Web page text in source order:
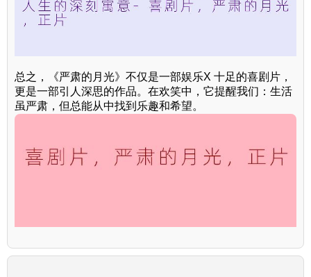
总之，《严肃的月光》不仅是一部娱乐X 十足的喜剧片，
更是一部引人深思的作品。在欢笑中，它提醒我们：生活
虽严肃，但总能从中找到乐趣和希望。